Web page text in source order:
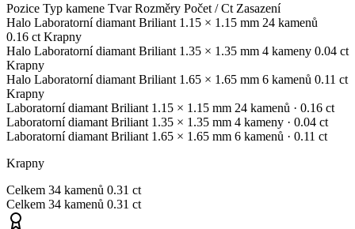
Pozice Typ kamene Tvar Rozměry Počet / Ct Zasazení
Halo Laboratorní diamant Briliant 1.15 × 1.15 mm 24 kamenů
0.16 ct Krapny
Halo Laboratorní diamant Briliant 1.35 × 1.35 mm 4 kameny 0.04 ct
Krapny
Halo Laboratorní diamant Briliant 1.65 × 1.65 mm 6 kamenů 0.11 ct
Krapny
Laboratorní diamant Briliant 1.15 × 1.15 mm 24 kamenů · 0.16 ct
Laboratorní diamant Briliant 1.35 × 1.35 mm 4 kameny · 0.04 ct
Laboratorní diamant Briliant 1.65 × 1.65 mm 6 kamenů · 0.11 ct
Krapny
Celkem 34 kamenů 0.31 ct
Celkem 34 kamenů 0.31 ct